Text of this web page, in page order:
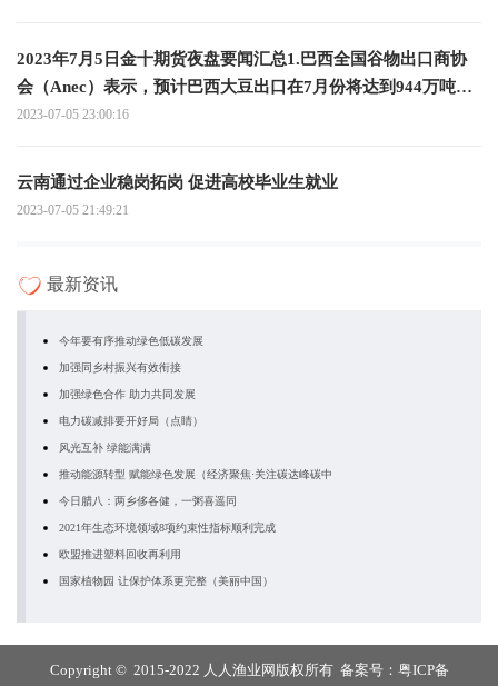
2023年7月5日金十期货夜盘要闻汇总1.巴西全国谷物出口商协
会（Anec）表示，预计巴西大豆出口在7月份将达到944万吨，
而去年同期为700万吨；预计巴西玉米出口在7月份达到634万
225万吨 全球关注
2023-07-05 23:00:16
云南通过企业稳岗拓岗 促进高校毕业生就业
2023-07-05 21:49:21
最新资讯
今年要有序推动绿色低碳发展
加强同乡村振兴有效衔接
加强绿色合作 助力共同发展
电力碳减排要开好局（点睛）
风光互补 绿能满满
推动能源转型 赋能绿色发展（经济聚焦·关注碳达峰碳中
今日腊八：两乡侈各健，一粥喜遥同
2021年生态环境领域8项约束性指标顺利完成
欧盟推进塑料回收再利用
国家植物园 让保护体系更完整（美丽中国）
Copyright © 2015-2022 人人渔业网版权所有 备案号： 粤ICP备